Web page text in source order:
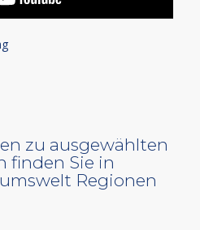
zu ausgewählten
finden Sie in
Regionen